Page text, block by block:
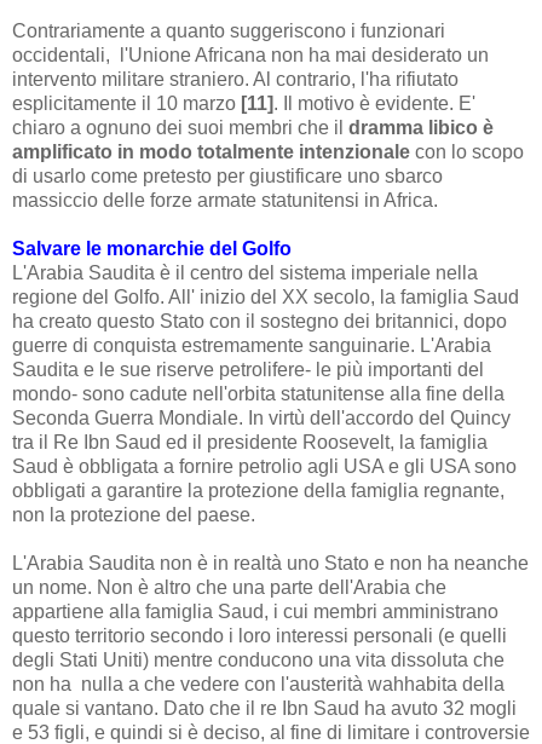
Contrariamente a quanto suggeriscono i funzionari
occidentali,
l'Unione Africana non ha mai desiderato un
intervento militare straniero. Al contrario, l'ha rifiutato
esplicitamente il 10 marzo [11]. Il motivo è evidente. E'
chiaro a ognuno dei suoi membri che il dramma libico è
amplificato in modo totalmente intenzionale con lo scopo
di usarlo come pretesto per giustificare uno sbarco
massiccio delle forze armate statunitensi in Africa.
Salvare le monarchie del Golfo
L'Arabia Saudita è il centro del sistema imperiale nella
regione del Golfo. All' inizio del XX secolo, la famiglia Saud
ha creato questo Stato con il sostegno dei britannici, dopo
guerre di conquista estremamente sanguinarie. L'Arabia
Saudita e le sue riserve petrolifere- le più importanti del
mondo- sono cadute nell'orbita statunitense alla fine della
Seconda Guerra Mondiale. In virtù dell'accordo del Quincy
tra il Re Ibn Saud ed il presidente Roosevelt, la famiglia
Saud è obbligata a fornire petrolio agli USA e gli USA sono
obbligati a garantire la protezione della famiglia regnante,
non la protezione del paese.
L'Arabia Saudita non è in realtà uno Stato e non ha neanche
un nome. Non è altro che una parte dell'Arabia che
appartiene alla famiglia Saud, i cui membri amministrano
questo territorio secondo i loro interessi personali (e quelli
degli Stati Uniti) mentre conducono una vita dissoluta che
non ha nulla a che vedere con l'austerità wahhabita della
quale si vantano. Dato che il re Ibn Saud ha avuto 32 mogli
e 53 figli, e quindi si è deciso, al fine di limitare i controversie